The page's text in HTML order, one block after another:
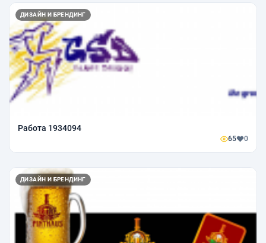
ДИЗАЙН И БРЕНДИНГ
Работа 1934094
65 0
ДИЗАЙН И БРЕНДИНГ